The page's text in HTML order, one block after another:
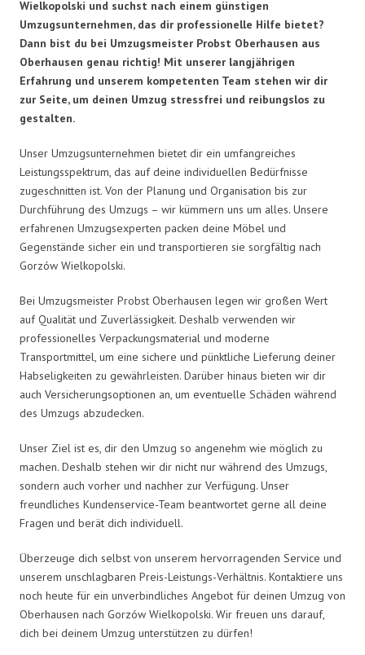
Wielkopolski und suchst nach einem günstigen
Umzugsunternehmen, das dir professionelle Hilfe bietet?
Dann bist du bei Umzugsmeister Probst Oberhausen aus
Oberhausen genau richtig! Mit unserer langjährigen
Erfahrung und unserem kompetenten Team stehen wir dir
zur Seite, um deinen Umzug stressfrei und reibungslos zu
gestalten.
Unser Umzugsunternehmen bietet dir ein umfangreiches
Leistungsspektrum, das auf deine individuellen Bedürfnisse
zugeschnitten ist. Von der Planung und Organisation bis zur
Durchführung des Umzugs – wir kümmern uns um alles. Unsere
erfahrenen Umzugsexperten packen deine Möbel und
Gegenstände sicher ein und transportieren sie sorgfältig nach
Gorzów Wielkopolski.
Bei Umzugsmeister Probst Oberhausen legen wir großen Wert
auf Qualität und Zuverlässigkeit. Deshalb verwenden wir
professionelles Verpackungsmaterial und moderne
Transportmittel, um eine sichere und pünktliche Lieferung deiner
Habseligkeiten zu gewährleisten. Darüber hinaus bieten wir dir
auch Versicherungsoptionen an, um eventuelle Schäden während
des Umzugs abzudecken.
Unser Ziel ist es, dir den Umzug so angenehm wie möglich zu
machen. Deshalb stehen wir dir nicht nur während des Umzugs,
sondern auch vorher und nachher zur Verfügung. Unser
freundliches Kundenservice-Team beantwortet gerne all deine
Fragen und berät dich individuell.
Überzeuge dich selbst von unserem hervorragenden Service und
unserem unschlagbaren Preis-Leistungs-Verhältnis. Kontaktiere uns
noch heute für ein unverbindliches Angebot für deinen Umzug von
Oberhausen nach Gorzów Wielkopolski. Wir freuen uns darauf,
dich bei deinem Umzug unterstützen zu dürfen!